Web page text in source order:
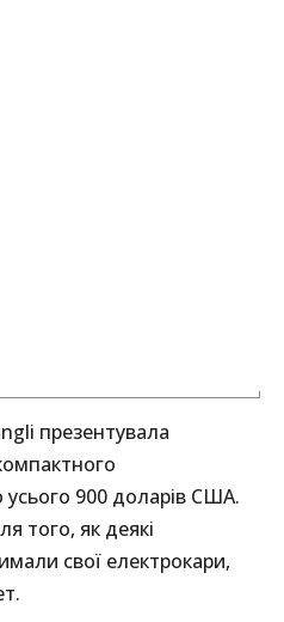
презентувала
усього 900 доларів США.
того, як деякі
свої електрокари,